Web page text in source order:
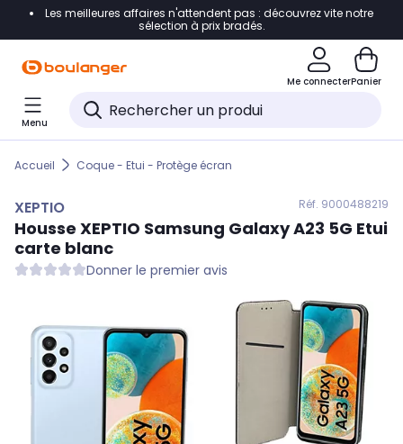
Accéder directement à la navigation
Accéder directement au pied de page
Accéder directement au chatbot
Les meilleures affaires n'attendent pas : découvrez vite notre
sélection à prix bradés.
Me connecterPanier
Menu
Accueil Coque - Etui - Protège écran
XEPTIO Réf. 9000488219
Housse XEPTIO Samsung Galaxy A23 5G Etui
carte blanc
Donner le premier avis